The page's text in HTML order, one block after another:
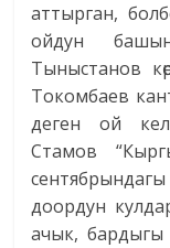
аттырган,
ойдун
Тыныстанов
Токомбаев
деген ой
Стамов
доордун
ачык,